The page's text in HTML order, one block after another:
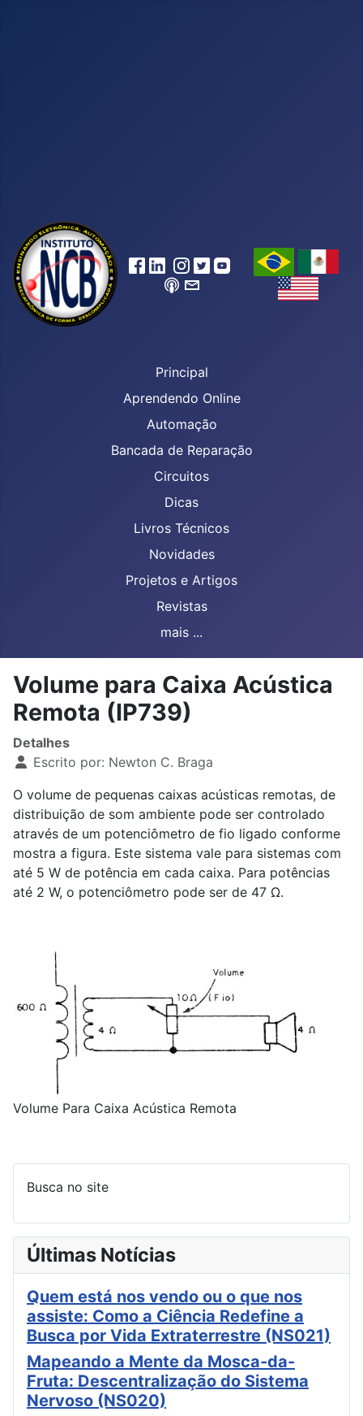
Principal
Aprendendo Online
Automação
Bancada de Reparação
Circuitos
Dicas
Livros Técnicos
Novidades
Projetos e Artigos
Revistas
mais ...
Volume para Caixa Acústica
Remota (IP739)
Detalhes
Escrito por: Newton C. Braga
O volume de pequenas caixas acústicas remotas, de
distribuição de som ambiente pode ser controlado
através de um potenciômetro de fio ligado conforme
mostra a figura. Este sistema vale para sistemas com
até 5 W de potência em cada caixa. Para potências
até 2 W, o potenciômetro pode ser de 47 Ω.
Volume Para Caixa Acústica Remota
Busca no site
Últimas Notícias
Quem está nos vendo ou o que nos
assiste: Como a Ciência Redefine a
Busca por Vida Extraterrestre (NS021)
Mapeando a Mente da Mosca-da-
Fruta: Descentralização do Sistema
Nervoso (NS020)